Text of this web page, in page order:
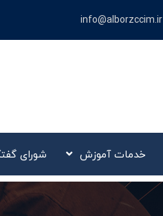
info@alborzccim.ir
خدمات آموزش شورای